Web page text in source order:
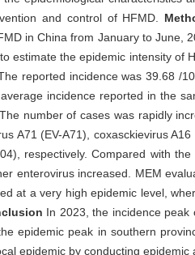
and control of HFMD.
in China from January to June,
estimate the epidemic intensity
reported incidence was 39.68 /
incidence reported in the
number of cases was rapidly
A71 (EV-A71), coxasckievirus
respectively. Compared with
enterovirus increased. MEM
at a very high epidemic level,
In 2023, the incidence
epidemic peak in southern
epidemic by conducting epidemic